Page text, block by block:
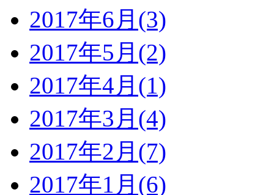
2017年6月(3)
2017年5月(2)
2017年4月(1)
2017年3月(4)
2017年2月(7)
2017年1月(6)